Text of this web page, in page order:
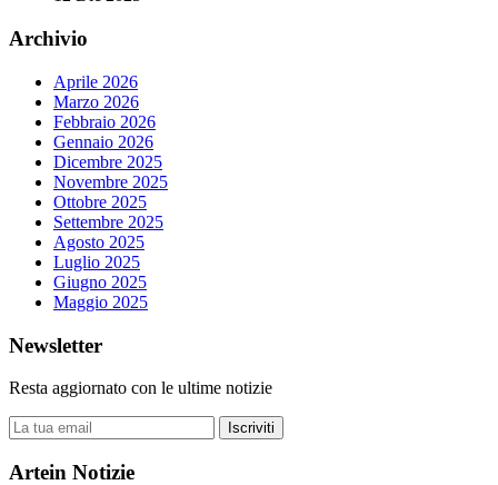
Archivio
Aprile 2026
Marzo 2026
Febbraio 2026
Gennaio 2026
Dicembre 2025
Novembre 2025
Ottobre 2025
Settembre 2025
Agosto 2025
Luglio 2025
Giugno 2025
Maggio 2025
Newsletter
Resta aggiornato con le ultime notizie
Iscriviti
Artein Notizie